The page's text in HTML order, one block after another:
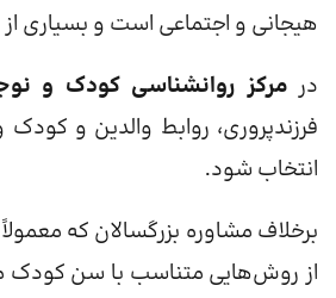
هیجانی و اجتماعی است و بسیاری
درمرکز روانشناسی کودک و
فرزندپروری، روابط والدین و
انتخاب شود.
برخلاف مشاوره بزرگسالان که
از روش‌هایی متناسب با سن کودک